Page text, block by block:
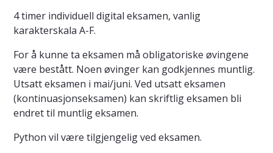
4 timer individuell digital eksamen, vanlig
karakterskala A-F.
For å kunne ta eksamen må obligatoriske øvingene
være bestått. Noen øvinger kan godkjennes muntlig.
Utsatt eksamen i mai/juni. Ved utsatt eksamen
(kontinuasjonseksamen) kan skriftlig eksamen bli
endret til muntlig eksamen.
Python vil være tilgjengelig ved eksamen.